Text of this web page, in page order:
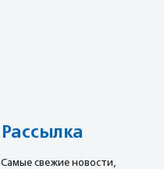
Рассылка
Cамые свежие новости,